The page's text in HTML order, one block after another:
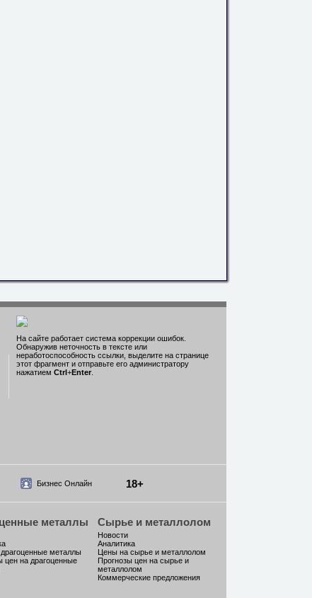
На сайте работает система коррекции ошибок.
Обнаружив неточность в тексте или
неработоспособность ссылки, выделите на странице
этот фрагмент и отправьте его администратору
нажатием Ctrl+Enter
Бизнес Онлайн 18+
металлы
металлы
цен на драгоценные
Сырье и металлолом
Новости
Аналитика
Цены на сырье и металлолом
Прогнозы цен на сырье и
металлолом
Коммерческие предложения